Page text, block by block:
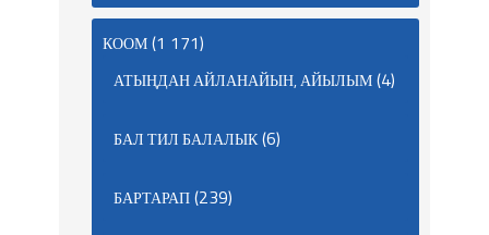
КООМ(1 171)
АТЫҢДАН АЙЛАНАЙЫН, АЙЫЛЫМ(4)
БАЛ ТИЛ БАЛАЛЫК(6)
БАРТАРАП(239)